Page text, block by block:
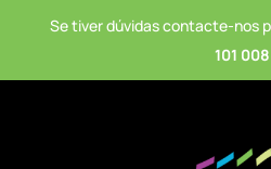
Se tiver dúvidas contacte-nos
101 008